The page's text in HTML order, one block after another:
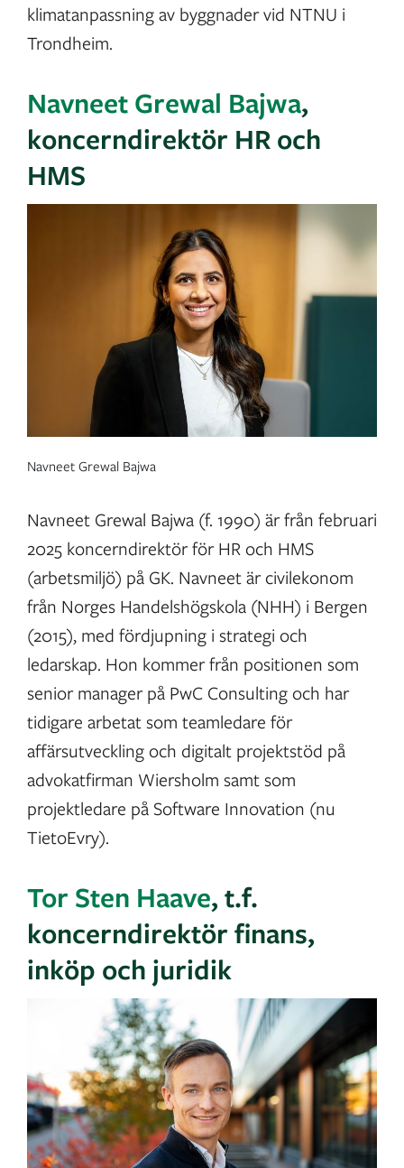
klimatanpassning av byggnader vid NTNU i
Trondheim.
Navneet Grewal Bajwa,
koncerndirektör HR och
HMS
Navneet Grewal Bajwa
Navneet Grewal Bajwa (f. 1990) är från februari
2025 koncerndirektör för HR och HMS
(arbetsmiljö) på GK. Navneet är civilekonom
från Norges Handelshögskola (NHH) i Bergen
(2015), med fördjupning i strategi och
ledarskap. Hon kommer från positionen som
senior manager på PwC Consulting och har
tidigare arbetat som teamledare för
affärsutveckling och digitalt projektstöd på
advokatfirman Wiersholm samt som
projektledare på Software Innovation (nu
TietoEvry).
Tor Sten Haave, t.f.
koncerndirektör finans,
inköp och juridik